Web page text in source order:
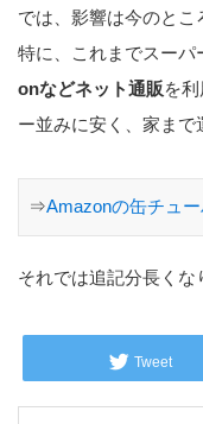
では、影響は今のとこ
特に、これまでスーパ
onなどネット通販を
ー並みに安く、家まで
⇒Amazonの缶チュ
それでは追記分長くな
Tweet